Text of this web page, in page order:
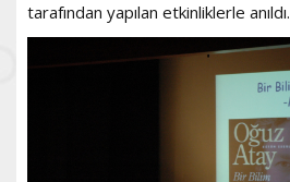
tarafından yapılan etkinliklerle anıldı.